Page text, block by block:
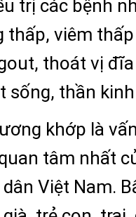
trị các bệnh
thấp, viêm
thoát vị
sống, thần
khớp là
tâm nhất
Việt Nam.